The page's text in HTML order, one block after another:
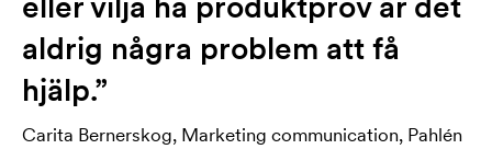
aldrig några problem att få
hjälp.”
Carita Bernerskog, Marketing communication, Pahlén